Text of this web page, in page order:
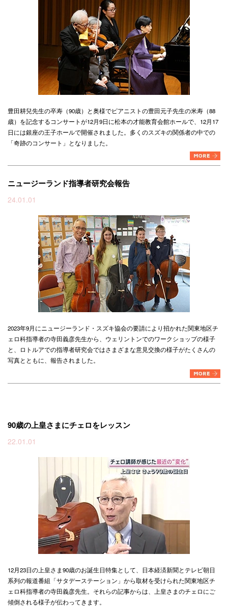
豊田耕兒先生の卒寿（90歳）と奥様でピアニストの豊田元子先生の米寿（88
歳）を記念するコンサートが12月9日に松本の才能教育会館ホールで、12月17
日には銀座の王子ホールで開催されました。多くのスズキの関係者の中での
「奇跡のコンサート」となりました。
ニュージーランド指導者研究会報告
24.01.01
2023年9月にニュージーランド・スズキ協会の要請により招かれた関東地区チ
ェロ科指導者の寺田義彦先生から、ウェリントンでのワークショップの様子
と、ロトルアでの指導者研究会ではさまざまな意見交換の様子がたくさんの
写真とともに、報告されました。
90歳の上皇さまにチェロをレッスン
22.01.01
12月23日の上皇さま90歳のお誕生日特集として、日本経済新聞とテレビ朝日
系列の報道番組「サタデーステーション」から取材を受けられた関東地区チ
ェロ科指導者の寺田義彦先生。それらの記事からは、上皇さまのチェロにご
傾倒される様子が伝わってきます。